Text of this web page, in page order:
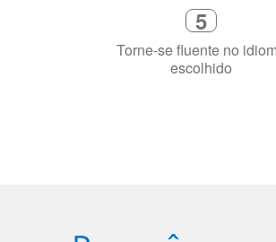
5
Torne-se fluente no idioma